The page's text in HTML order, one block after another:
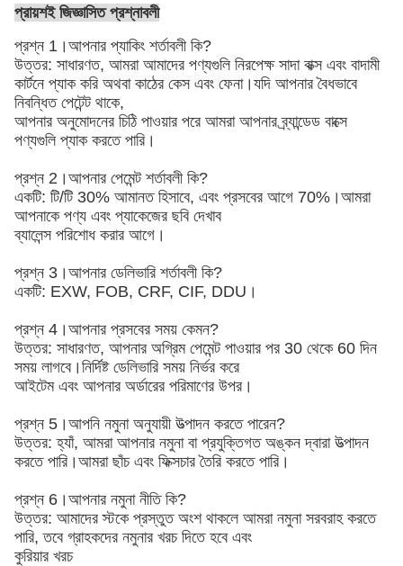
প্রায়শই জিজ্ঞাসিত প্রশ্নাবলী
প্রশ্ন 1।আপনার প্যাকিং শর্তাবলী কি?
উত্তর: সাধারণত, আমরা আমাদের পণ্যগুলি নিরপেক্ষ সাদা বাক্স এবং বাদামী
কার্টনে প্যাক করি অথবা কাঠের কেস এবং ফেনা।যদি আপনার বৈধভাবে
নিবন্ধিত পেটেন্ট থাকে,
আপনার অনুমোদনের চিঠি পাওয়ার পরে আমরা আপনার ব্র্যান্ডেড বাক্সে
পণ্যগুলি প্যাক করতে পারি।
প্রশ্ন 2।আপনার পেমেন্ট শর্তাবলী কি?
একটি: টি/টি 30% আমানত হিসাবে, এবং প্রসবের আগে 70%।আমরা
আপনাকে পণ্য এবং প্যাকেজের ছবি দেখাব
ব্যালেন্স পরিশোধ করার আগে।
প্রশ্ন 3।আপনার ডেলিভারি শর্তাবলী কি?
একটি: EXW, FOB, CRF, CIF, DDU।
প্রশ্ন 4।আপনার প্রসবের সময় কেমন?
উত্তর: সাধারণত, আপনার অগ্রিম পেমেন্ট পাওয়ার পর 30 থেকে 60 দিন
সময় লাগবে।নির্দিষ্ট ডেলিভারি সময় নির্ভর করে
আইটেম এবং আপনার অর্ডারের পরিমাণের উপর।
প্রশ্ন 5।আপনি নমুনা অনুযায়ী উত্পাদন করতে পারেন?
উত্তর: হ্যাঁ, আমরা আপনার নমুনা বা প্রযুক্তিগত অঙ্কন দ্বারা উত্পাদন
করতে পারি।আমরা ছাঁচ এবং ফিক্সচার তৈরি করতে পারি।
প্রশ্ন 6।আপনার নমুনা নীতি কি?
উত্তর: আমাদের স্টকে প্রস্তুত অংশ থাকলে আমরা নমুনা সরবরাহ করতে
পারি, তবে গ্রাহকদের নমুনার খরচ দিতে হবে এবং
কুরিয়ার খরচ